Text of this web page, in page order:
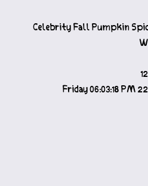
Celebrity Fall Pumpkin
22-